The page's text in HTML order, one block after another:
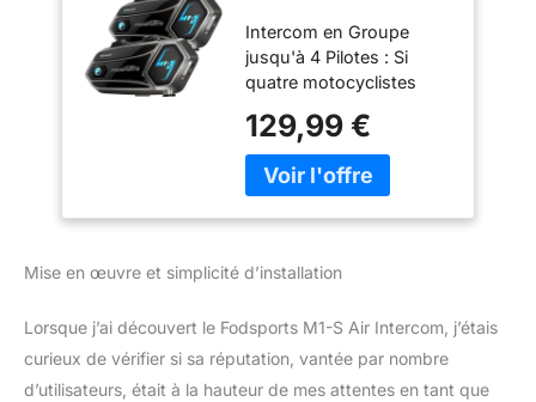
Groupe 4 à 6
Motards
Intercom en Groupe
jusqu'à 4 Pilotes : Si
quatre motocyclistes
intercom moto M1-S AIR,
un appairage rapide est
possible, sans avoir à les
connexion maximale
mètres. Chaque appareil
peut se connecter à
deux téléphones
129,99 €
Mise en œuvre et simplicité d’installation
Lorsque j’ai découvert le Fodsports M1-S Air Intercom, j’étais
curieux de vérifier si sa réputation, vantée par nombre
d’utilisateurs, était à la hauteur de mes attentes en tant que